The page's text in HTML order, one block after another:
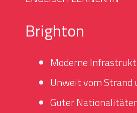
Brighton
Moderne
Unweit vom
Guter